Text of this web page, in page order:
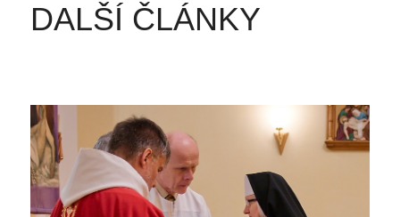
DALŠÍ ČLÁNKY